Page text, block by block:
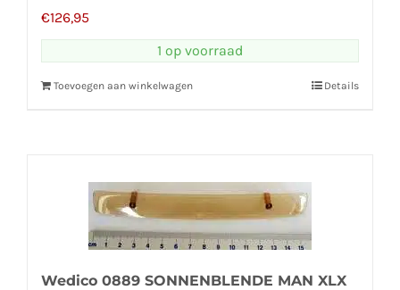
€126,95
1 op voorraad
Toevoegen aan winkelwagen Details
Wedico 0889 SONNENBLENDE MAN XLX